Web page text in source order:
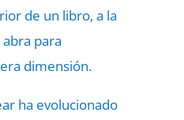
de un libro, a la
para
dimensión.
ha evolucionado